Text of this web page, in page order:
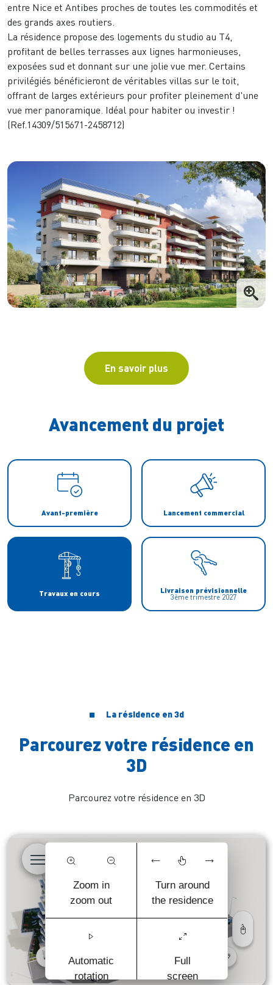
En savoir plus
entre Nice et Antibes proches de toutes les commodités et
des grands axes routiers.
La résidence propose des logements du studio au T4,
profitant de belles terrasses aux lignes harmonieuses,
exposées sud et donnant sur une jolie vue mer. Certains
privilégiés bénéficieront de véritables villas sur le toit,
offrant de larges extérieurs pour profiter pleinement d'une
vue mer panoramique. Idéal pour habiter ou investir !
(Ref.14309/515671-2458712)
Avancement du projet
Avant-première Lancement commercial
Travaux en cours Livraison prévisionnelle
3ème trimestre 2027
La résidence en 3d
Parcourez votre résidence en
3D
Parcourez votre résidence en 3D